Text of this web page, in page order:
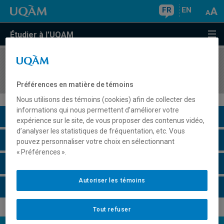
FR EN
Étudier à l'UQAM
COURS//
Description du cours
Horaire - Été 2026
Préférences en matière de témoins
Nous utilisons des témoins (cookies) afin de collecter des
informations qui nous permettent d’améliorer votre
expérience sur le site, de vous proposer des contenus vidéo,
d’analyser les statistiques de fréquentation, etc. Vous
pouvez personnaliser votre choix en sélectionnant
« Préférences ».
Tout refuser
Autoriser les témoins